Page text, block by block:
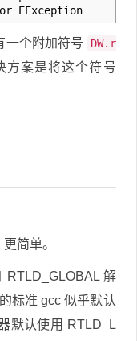
EException
一个附加符号
DW.r
方案是将这个符号
简单。
解
标准 gcc 似乎默认
默认使用 RTLD_L